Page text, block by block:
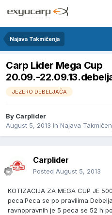
Najava Takmičenja
Carp Lider Mega Cup
20.09.-
JEZERO DEBELJAČA
By Carplider
August 5, 2013 in Najava
Carplider
Posted August 5, 2013
KOTIZACIJA ZA MEGA CUP JE
peca.Peca se po pravilima
ravnopravnih je 5 peca se 52 h